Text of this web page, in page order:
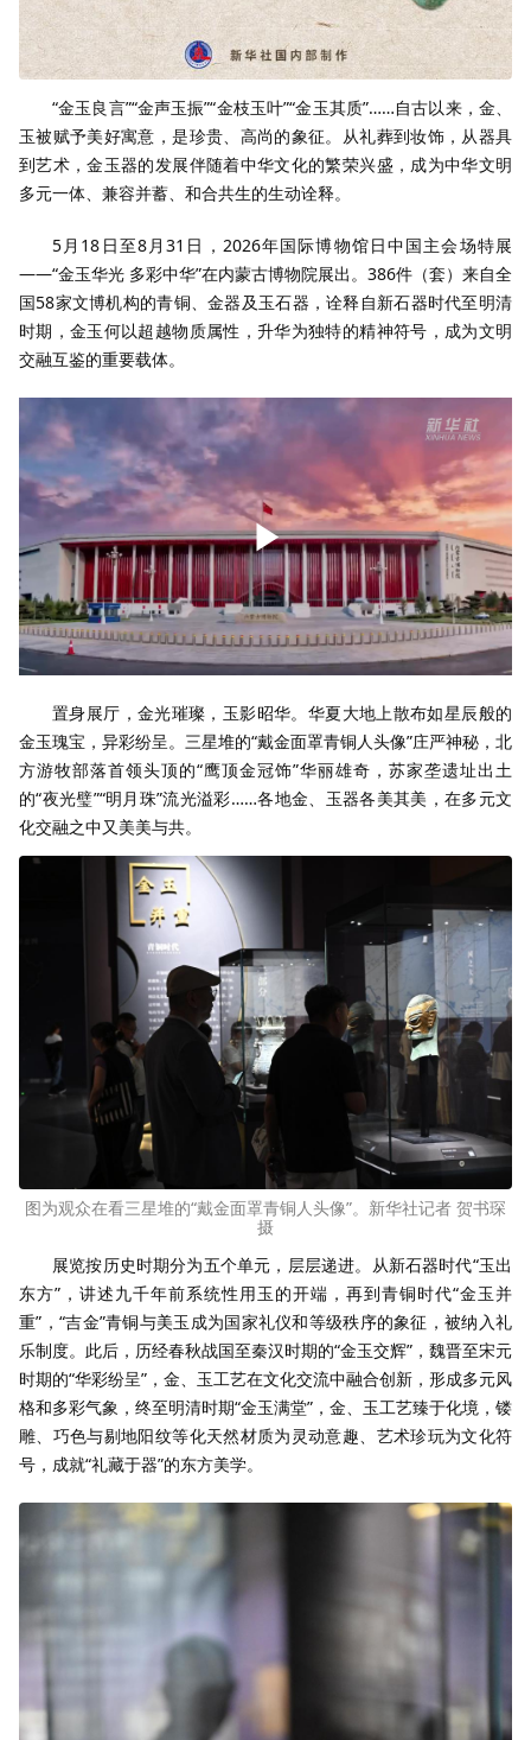
“金玉良言”“金声玉振”“金枝玉叶”“金玉其质”……自古以来，金、
玉被赋予美好寓意，是珍贵、高尚的象征。从礼葬到妆饰，从器具
到艺术，金玉器的发展伴随着中华文化的繁荣兴盛，成为中华文明
多元一体、兼容并蓄、和合共生的生动诠释。
5月18日至8月31日，2026年国际博物馆日中国主会场特展
——“金玉华光 多彩中华”在内蒙古博物院展出。386件（套）来自全
国58家文博机构的青铜、金器及玉石器，诠释自新石器时代至明清
时期，金玉何以超越物质属性，升华为独特的精神符号，成为文明
交融互鉴的重要载体。
置身展厅，金光璀璨，玉影昭华。华夏大地上散布如星辰般的
金玉瑰宝，异彩纷呈。三星堆的“戴金面罩青铜人头像”庄严神秘，北
方游牧部落首领头顶的“鹰顶金冠饰”华丽雄奇，苏家垄遗址出土
的“夜光璧”“明月珠”流光溢彩……各地金、玉器各美其美，在多元文
化交融之中又美美与共。
图为观众在看三星堆的“戴金面罩青铜人头像”。新华社记者 贺书琛
摄
展览按历史时期分为五个单元，层层递进。从新石器时代“玉出
东方”，讲述九千年前系统性用玉的开端，再到青铜时代“金玉并
重”，“吉金”青铜与美玉成为国家礼仪和等级秩序的象征，被纳入礼
乐制度。此后，历经春秋战国至秦汉时期的“金玉交辉”，魏晋至宋元
时期的“华彩纷呈”，金、玉工艺在文化交流中融合创新，形成多元风
格和多彩气象，终至明清时期“金玉满堂”，金、玉工艺臻于化境，镂
雕、巧色与剔地阳纹等化天然材质为灵动意趣、艺术珍玩为文化符
号，成就“礼藏于器”的东方美学。